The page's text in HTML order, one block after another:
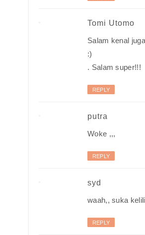
Tomi Utomo
Salam kenal
:)
. Salam super!!!
REPLY
putra
Woke ,,,
REPLY
syd
waah,, suka
REPLY